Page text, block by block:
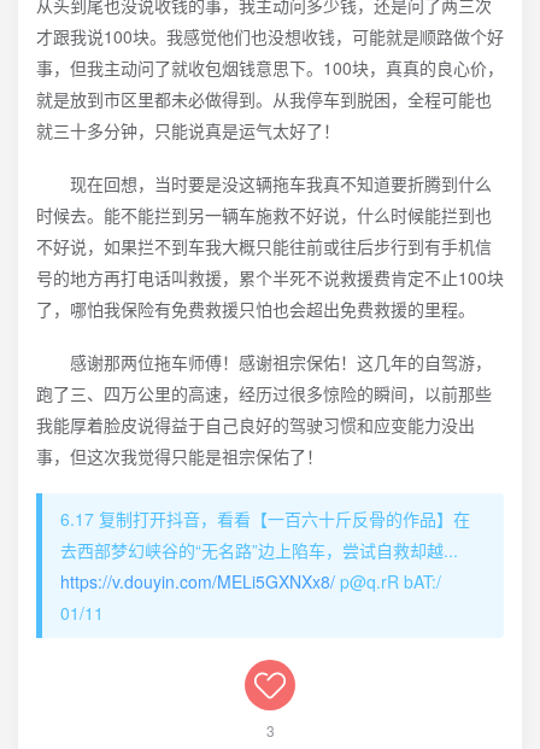
从头到尾也没说收钱的事，我主动问多少钱，还是问了两三次
才跟我说100块。我感觉他们也没想收钱，可能就是顺路做个好
事，但我主动问了就收包烟钱意思下。100块，真真的良心价，
就是放到市区里都未必做得到。从我停车到脱困，全程可能也
就三十多分钟，只能说真是运气太好了！
现在回想，当时要是没这辆拖车我真不知道要折腾到什么
时候去。能不能拦到另一辆车施救不好说，什么时候能拦到也
不好说，如果拦不到车我大概只能往前或往后步行到有手机信
号的地方再打电话叫救援，累个半死不说救援费肯定不止100块
了，哪怕我保险有免费救援只怕也会超出免费救援的里程。
感谢那两位拖车师傅！感谢祖宗保佑！这几年的自驾游，
跑了三、四万公里的高速，经历过很多惊险的瞬间，以前那些
我能厚着脸皮说得益于自己良好的驾驶习惯和应变能力没出
事，但这次我觉得只能是祖宗保佑了！
6.17 复制打开抖音，看看【一百六十斤反骨的作品】在
去西部梦幻峡谷的“无名路”边上陷车，尝试自救却越...
https://v.douyin.com/MELi5GXNXx8/ p@q.rR bAT:/
01/11
3